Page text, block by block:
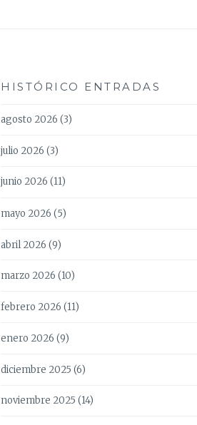
HISTÓRICO ENTRADAS
agosto 2026 (3)
julio 2026 (3)
junio 2026 (11)
mayo 2026 (5)
abril 2026 (9)
marzo 2026 (10)
febrero 2026 (11)
enero 2026 (9)
diciembre 2025 (6)
noviembre 2025 (14)